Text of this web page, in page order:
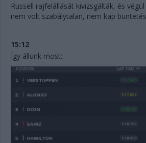
Russell rajfelállását kivizsgálták, és
nem volt szabálytalan, nem kap
15:12
Így állunk most: